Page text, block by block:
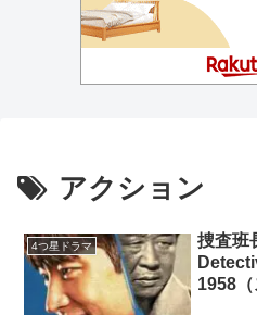
アクション
4つ星ドラマ
捜査班
1958